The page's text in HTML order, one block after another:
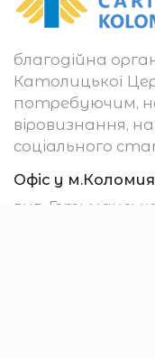
благодійна
Католицької
потребуючим,
віровизнання,
соціального
Офіс у м.Коломия
вул.